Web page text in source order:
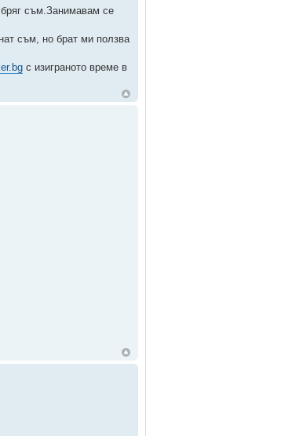
съм.Занимавам се
съм, но брат ми ползва
с изиграното време в